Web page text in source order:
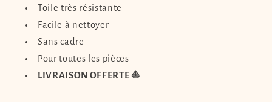
Toile très résistante
Facile à nettoyer
Sans cadre
Pour toutes les pièces
LIVRAISON OFFERTE ⛵